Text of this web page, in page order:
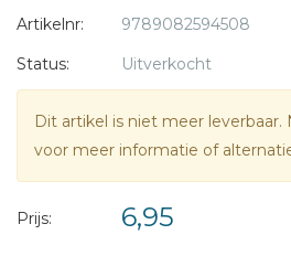
voor de dagelijkse muzikale
gitaarakkoorden, de duidelijke
geheel voor de basis van de
jonge kind.
Artikelnr:
9789082594508
Status:
Uitverkocht
Dit artikel is niet meer
voor meer informatie of
Prijs: 6,95